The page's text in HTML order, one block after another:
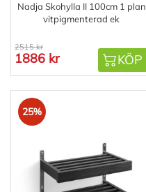
Nadja Skohylla II 100cm 1 plan
vitpigmenterad ek
2515 kr
1886 kr KÖP
25%